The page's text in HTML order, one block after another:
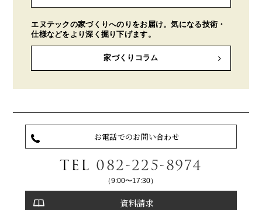
エヌテックの家づくりへのりをお届け。気になる技術・
仕様などをより深く掘り下げます。
家づくりコラム
お電話でのお問い合わせ
TEL 082-225-8974
（9:00〜17:30）
資料請求